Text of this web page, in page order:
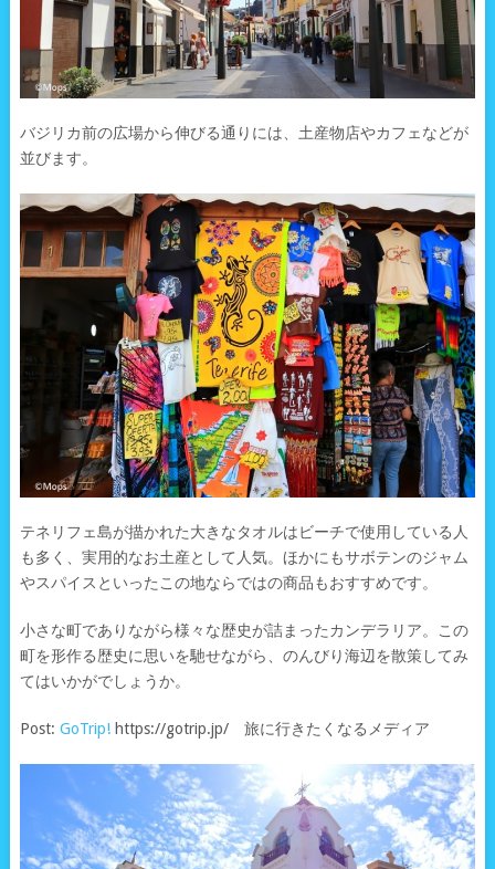
バジリカ前の広場から伸びる通りには、土産物店やカフェなどが
並びます。
テネリフェ島が描かれた大きなタオルはビーチで使用している人
も多く、実用的なお土産として人気。ほかにもサボテンのジャム
やスパイスといったこの地ならではの商品もおすすめです。
小さな町でありながら様々な歴史が詰まったカンデラリア。この
町を形作る歴史に思いを馳せながら、のんびり海辺を散策してみ
てはいかがでしょうか。
Post: GoTrip!https://gotrip.jp/ 旅に行きたくなるメディア